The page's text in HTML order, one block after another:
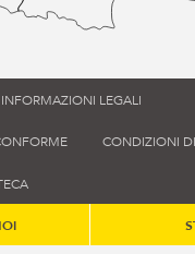
INFORMAZIONI LEGALI
CONDIZIONI